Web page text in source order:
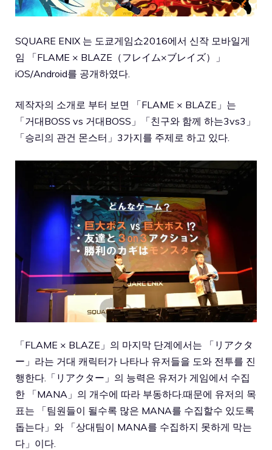
SQUARE ENIX 는 도쿄게임쇼2016에서 신작 모바일게
임 「FLAME × BLAZE（フレイム×ブレイズ）」
iOS/Android를 공개하였다.
제작자의 소개로 부터 보면 「FLAME × BLAZE」는
「거대BOSS vs 거대BOSS」「친구와 함께 하는3vs3」
「승리의 관건 몬스터」3가지를 주제로 하고 있다.
「FLAME × BLAZE」의 마지막 단계에서는 「リアクタ
ー」라는 거대 캐릭터가 나타나 유저들을 도와 전투를 진
행한다.「リアクター」의 능력은 유저가 게임에서 수집
한 「MANA」의 개수에 따라 부동하다.때문에 유저의 목
표는 「팀원들이 될수록 많은 MANA를 수집할수 있도록
돕는다」와 「상대팀이 MANA를 수집하지 못하게 막는
다」이다.